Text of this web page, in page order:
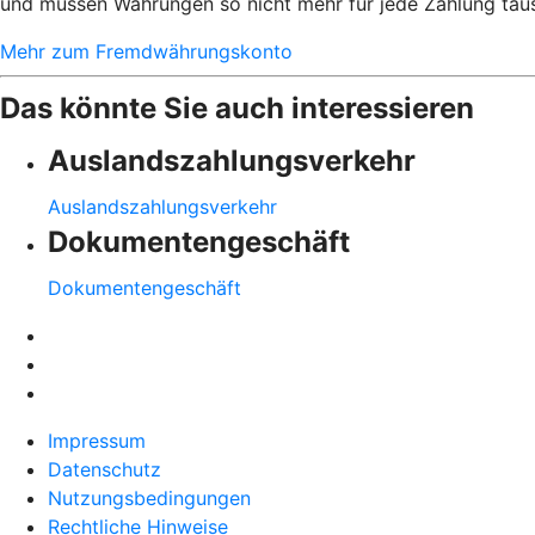
Mehr zum Fremdwährungskonto
Das könnte Sie auch interessieren
Auslandszahlungsverkehr
Auslandszahlungsverkehr
Dokumentengeschäft
Dokumentengeschäft
Impressum
Datenschutz
Nutzungsbedingungen
Rechtliche Hinweise